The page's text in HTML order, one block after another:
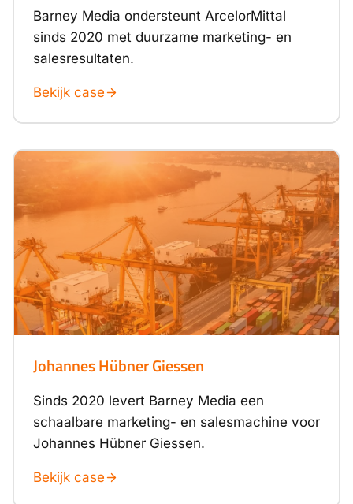
Barney Media ondersteunt ArcelorMittal
sinds 2020 met duurzame marketing- en
salesresultaten.
Bekijk case
Johannes Hübner Giessen
Sinds 2020 levert Barney Media een
schaalbare marketing- en salesmachine voor
Johannes Hübner Giessen.
Bekijk case